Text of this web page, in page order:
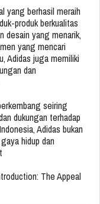
yang berhasil meraih
produk berkualitas
desain yang menarik,
yang mencari
Adidas juga memiliki
dan
seiring
dukungan terhadap
Adidas bukan
hidup dan
The Appeal